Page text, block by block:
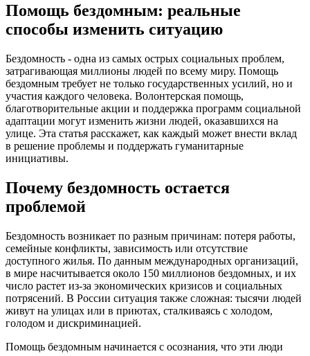
Помощь бездомным: реальные
способы изменить ситуацию
Бездомность - одна из самых острых социальных проблем,
затрагивающая миллионы людей по всему миру. Помощь
бездомным требует не только государственных усилий, но и
участия каждого человека. Волонтерская помощь,
благотворительные акции и поддержка программ социальной
адаптации могут изменить жизни людей, оказавшихся на
улице. Эта статья расскажет, как каждый может внести вклад
в решение проблемы и поддержать гуманитарные
инициативы.
Почему бездомность остается
проблемой
Бездомность возникает по разным причинам: потеря работы,
семейные конфликты, зависимость или отсутствие
доступного жилья. По данным международных организаций,
в мире насчитывается около 150 миллионов бездомных, и их
число растет из-за экономических кризисов и социальных
потрясений. В России ситуация также сложная: тысячи людей
живут на улицах или в приютах, сталкиваясь с холодом,
голодом и дискриминацией.
Помощь бездомным начинается с осознания, что эти люди